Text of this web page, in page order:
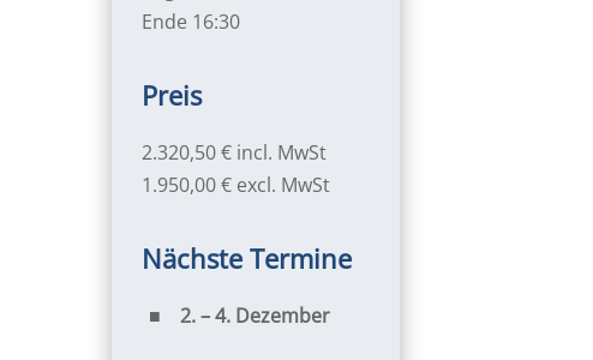
Ende 16:30
Preis
2.320,50 € incl. MwSt
1.950,00 € excl. MwSt
Nächste Termine
2. – 4. Dezember